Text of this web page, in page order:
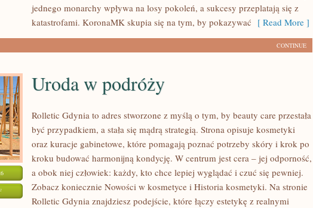
jednego monarchy wpływa na losy pokoleń, a sukcesy przeplatają się z
katastrofami. KoronaMK skupia się na tym, by pokazywać [ Read More ]
CONTINUE
ON
Uroda w podróży
Rolletic Gdynia to adres stworzone z myślą o tym, by beauty care przestała
być przypadkiem, a stała się mądrą strategią. Strona opisuje kosmetyki
oraz kuracje gabinetowe, które pomagają poznać potrzeby skóry i krok po
kroku budować harmonijną kondycję. W centrum jest cera – jej odporność,
a obok niej człowiek: każdy, kto chce lepiej wyglądać i czuć się pewniej.
Zobacz koniecznie Nowości w kosmetyce i Historia kosmetyki. Na stronie
Rolletic Gdynia znajdziesz podejście, które łączy estetykę z realnymi